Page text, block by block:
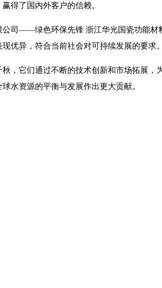
得了国内外客户的信赖。
司——绿色环保先锋 浙江华光国瓷功能材
优异，符合当前社会对可持续发展的要求。
，它们通过不断的技术创新和市场拓展
水资源的平衡与发展作出更大贡献。